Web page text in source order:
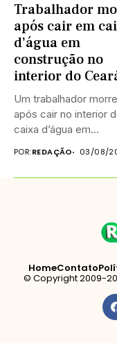
Trabalhador
após cair em
d’água em
construção no
interior do
Um trabalhador
após cair no interior
caixa d’água em...
POR:REDAÇÃO 03/08/
HomeContato
© Copyright 2009-